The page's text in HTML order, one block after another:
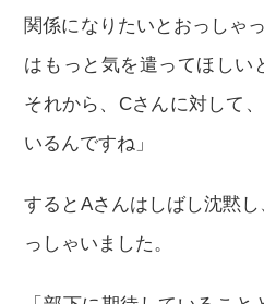
関係になりたいとおっしゃ
はもっと気を遣ってほしい
それから、Cさんに対して
いるんですね」
するとAさんはしばし沈黙
っしゃいました。